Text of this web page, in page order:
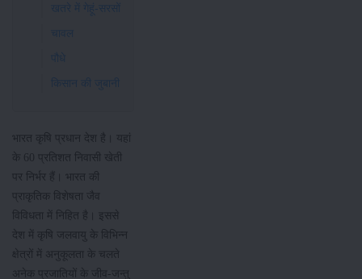
खतरे में गेहूं-सरसों
चावल
पौधे
किसान की जुबानी
भारत कृषि प्रधान देश है। यहां
के 60 प्रतिशत निवासी खेती
पर निर्भर हैं। भारत की
प्राकृतिक विशेषता जैव
विविधता में निहित है। इससे
देश में कृषि जलवायु के विभिन्न
क्षेत्रों में अनुकूलता के चलते
अनेक प्रजातियों के जीव-जन्तु